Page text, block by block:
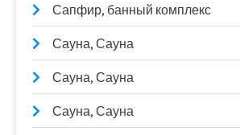
Сапфир, банный комплекс
Сауна, Сауна
Сауна, Сауна
Сауна, Сауна